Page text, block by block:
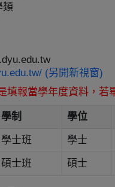
類
(另開新視窗)
填報當學年度資料，
學制 學位
學士班 學士
碩士班 碩士